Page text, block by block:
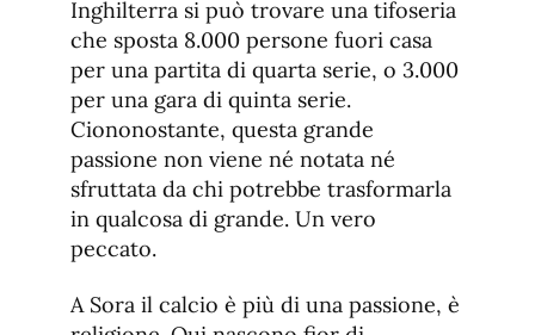
Inghilterra si può trovare una tifoseria
che sposta 8.000 persone fuori casa
per una partita di quarta serie, o 3.000
per una gara di quinta serie.
Ciononostante, questa grande
passione non viene né notata né
sfruttata da chi potrebbe trasformarla
in qualcosa di grande. Un vero
peccato.
A Sora il calcio è più di una passione, è